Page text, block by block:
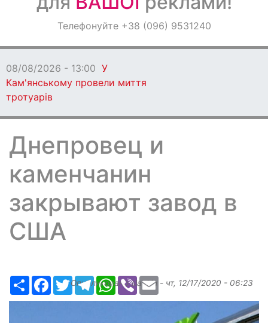
ОголошенняТелефонуйте +38 (096) 9531240
08/08/2026 - 13:00 У
Кам'янському провели миття
тротуарів
Днепровец и
каменчанин
закрывают завод в
США
РесурсFacebook
TwitterTelegramWhatsApp
ViberEmail
Опубликованоslavkin - чт, 12/17/2020 - 06:23